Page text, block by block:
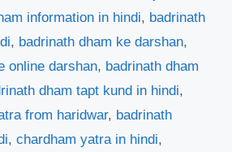
information in hindi, badrinath
, badrinath dham ke darshan,
online darshan, badrinath dham
dham tapt kund in hindi,
from haridwar, badrinath
, chardham yatra in hindi,